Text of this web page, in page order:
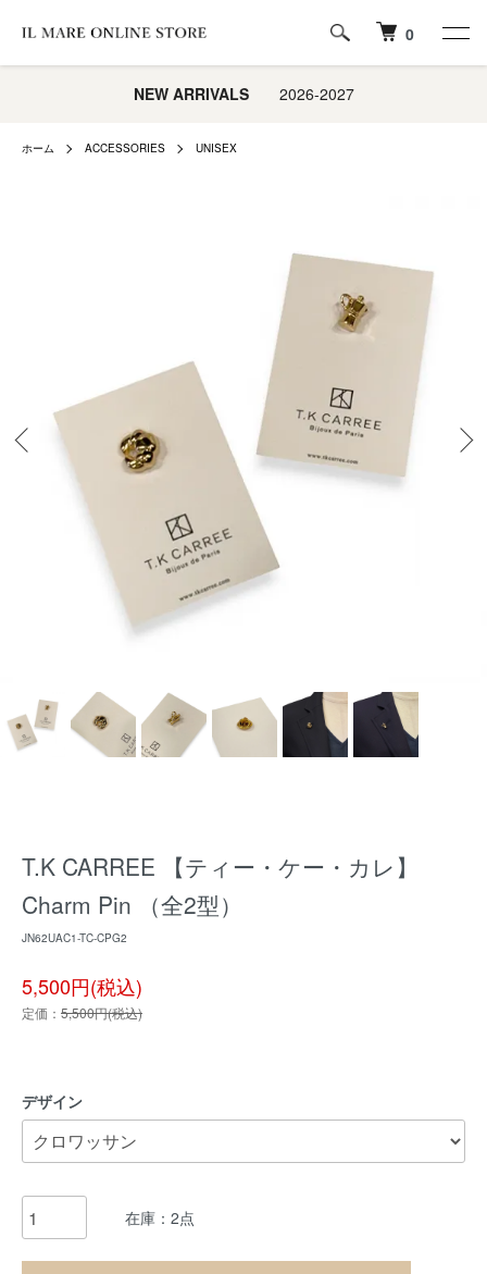
0
NEW ARRIVALS2026-2027
ホーム ACCESSORIES UNISEX
T.K CARREE 【ティー・ケー・カレ】
Charm Pin （全2型）
JN62UAC1-TC-CPG2
5,500円(税込)
定価： 5,500円(税込)
デザイン
在庫：2点